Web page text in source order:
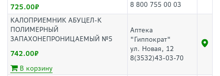
725.00
8 800 755 00 03
КАЛОПРИЕМНИК АБУЦЕЛ-К
ПОЛИМЕРНЫЙ
ЗАПАХОНЕПРОНИЦАЕМЫЙ №5
742.00
В корзину
Аптека
"Гиппократ"
ул. Новая, 12
8(3532)43-03-70